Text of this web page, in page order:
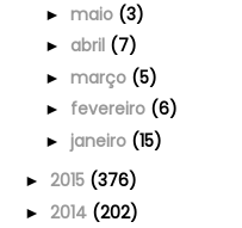
► maio (3)
► abril (7)
► março (5)
► fevereiro (6)
► janeiro (15)
► 2015 (376)
► 2014 (202)